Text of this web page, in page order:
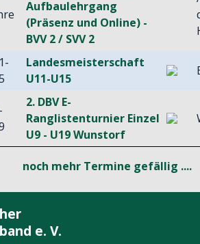
Aufbaulehrgang
(Präsenz und Online) -
BVV 2 / SVV 2
Landesmeisterschaft
U11-U15
2. DBV E-
Ranglistenturnier Einzel
U9 - U19 Wunstorf
noch mehr Termine gefällig ....
e. V.